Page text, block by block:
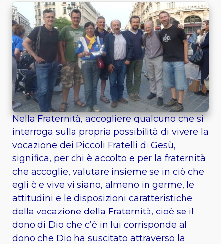
Nella Fraternità, accogliere qualcuno che si
interroga sulla propria possibilità di vivere la
vocazione dei Piccoli Fratelli di Gesù,
significa, per chi è accolto e per la fraternità
che accoglie, valutare insieme se in ciò che
egli è e vive vi siano, almeno in germe, le
attitudini e le disposizioni caratteristiche
della vocazione della Fraternità, cioè se il
dono di Dio che c’è in lui corrisponde al
dono che Dio ha suscitato attraverso la